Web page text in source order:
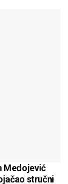
Medojević
stručni